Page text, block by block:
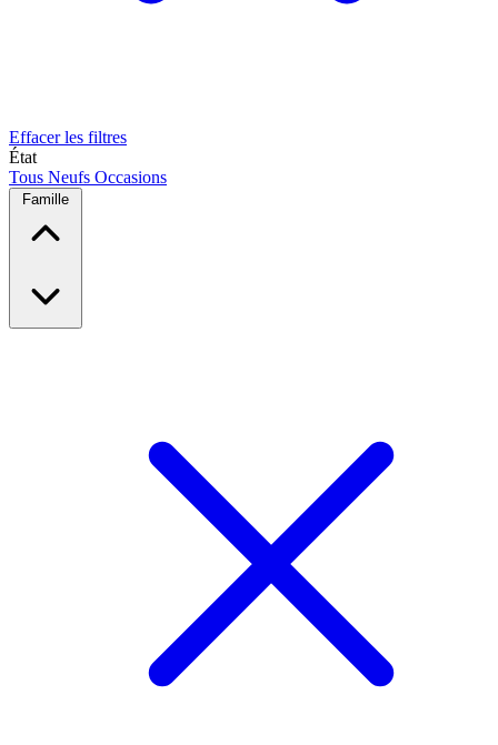
Effacer les filtres
État
Tous Neufs Occasions
Famille